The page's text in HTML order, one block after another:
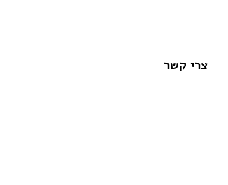
צרי קשר